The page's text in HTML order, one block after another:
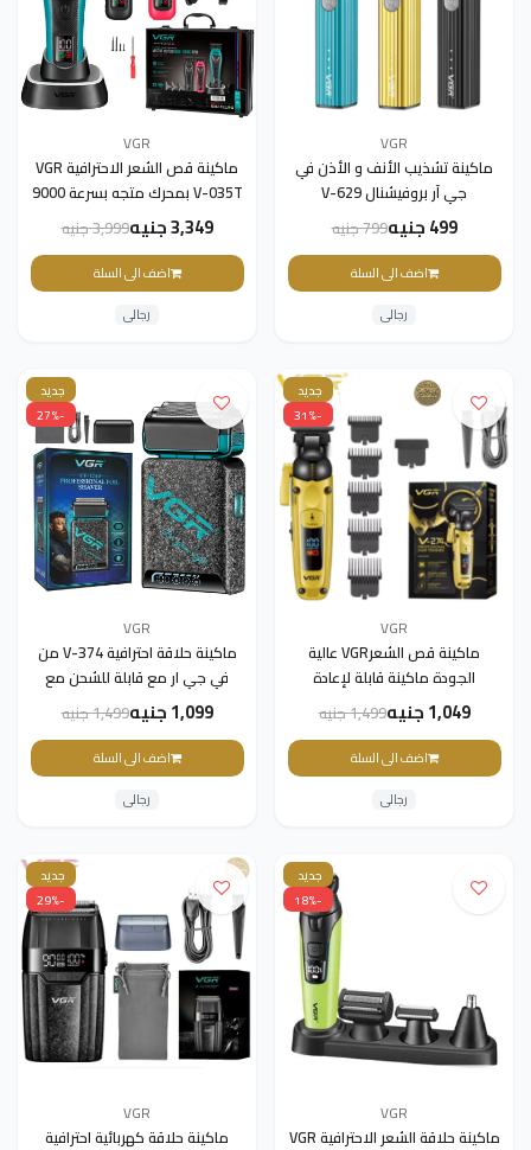
VGR
ماكينة تشذيب الأنف و الأذن في
جي آر بروفيشنال V-629
499 جنيه 799 جنيه
اضف الى السلة
رجالى
VGR
ماكينة قص الشعر الاحترافية VGR
V-035T بمحرك متجه بسرعة 9000
دورة في الدقيقة3,349 جنيه 3,999 جنيه
اضف الى السلة
رجالى
جديد
-31%
VGR
ماكينة قص الشعرVGR عالية
الجودة ماكينة قابلة لإعادة
الشحن(للرجال) v-274
1,049 جنيه 1,499 جنيه
اضف الى السلة
رجالى
جديد
-27%
VGR
ماكينة حلاقة احترافية V-374 من
في جي ار مع قابلة للشحن مع
كابل USB (اسود)
1,099 جنيه 1,499 جنيه
اضف الى السلة
رجالى
جديد
-18%
VGR
ماكينة حلاقة الشعر الاحترافية VGR
جديد
-29%
VGR
ماكينة حلاقة كهربائية احترافية